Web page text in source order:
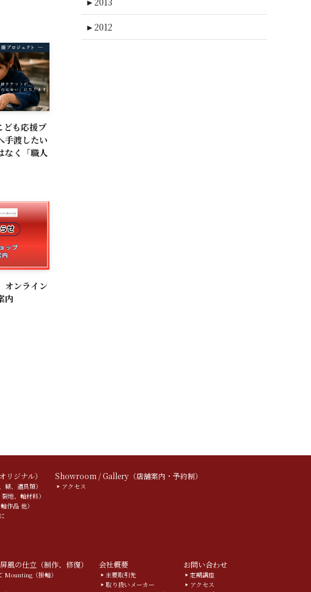
ども応援プ
手渡したい
なく「職人
オンライン
内
► 2012
ジナル）
、道具類）
地、軸材料）
作品 他）
Showroom / Gallery（店舗案内・予約制）
アクセス
風の仕立（制作、修復）
Mounting（掛軸）
会社概要
主要取引先
取り扱いメーカー
お問い合わせ
定期講座
アクセス